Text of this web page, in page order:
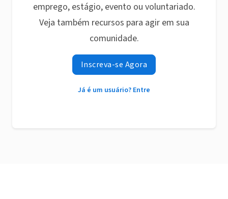
emprego, estágio, evento ou voluntariado.
Veja também recursos para agir em sua
comunidade.
Inscreva-se Agora
Já é um usuário? Entre